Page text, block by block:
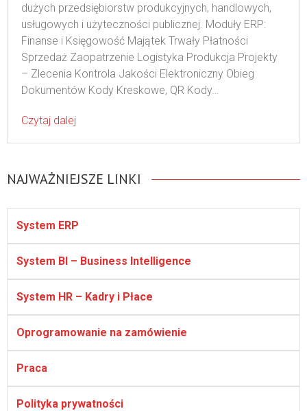
dużych przedsiębiorstw produkcyjnych, handlowych,
usługowych i użyteczności publicznej. Moduły ERP:
Finanse i Księgowość Majątek Trwały Płatności
Sprzedaż Zaopatrzenie Logistyka Produkcja Projekty
– Zlecenia Kontrola Jakości Elektroniczny Obieg
Dokumentów Kody Kreskowe, QR Kody…
Czytaj dalej
NAJWAŻNIEJSZE LINKI
System ERP
System BI – Business Intelligence
System HR – Kadry i Płace
Oprogramowanie na zamówienie
Praca
Polityka prywatności